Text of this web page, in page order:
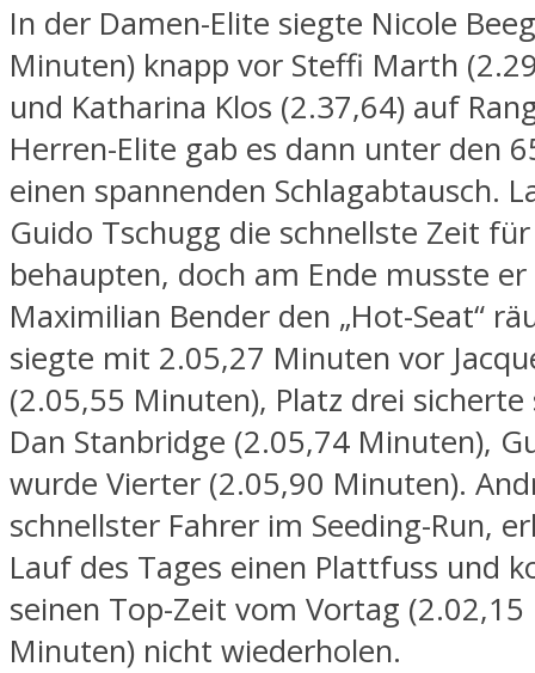
In der Damen-Elite siegte Nicole
Minuten) knapp vor Steffi Marth
und Katharina Klos (2.37,64) auf
Herren-Elite gab es dann unter den
einen spannenden Schlagabtausch.
Guido Tschugg die schnellste Zeit
behaupten, doch am Ende musste
Maximilian Bender den „Hot-Seat“
siegte mit 2.05,27 Minuten vor
(2.05,55 Minuten), Platz drei
Dan Stanbridge (2.05,74 Minuten),
wurde Vierter (2.05,90 Minuten).
schnellster Fahrer im Seeding-Run,
Lauf des Tages einen Plattfuss und
seinen Top-Zeit vom Vortag (2.02,15
Minuten) nicht wiederholen.